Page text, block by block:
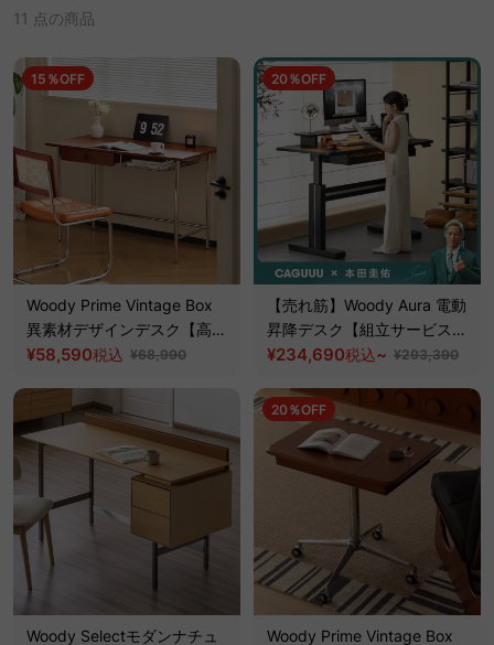
11 点の商品
15％OFF
Woody Prime Vintage Box
異素材デザインデスク【高級
天然ツゲ材】
¥58,590税込 ¥68,990
20％OFF
【売れ筋】Woody Aura 電動
昇降デスク【組立サービス
付】【高級天然ホワイトアッ
¥234,690税込~ ¥293,390
Woody Selectモダンナチュ
20％OFF
Woody Prime Vintage Box